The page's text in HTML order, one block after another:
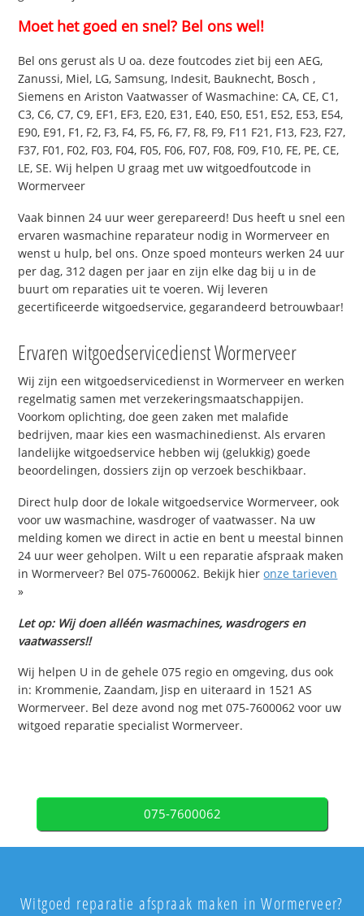
Moet het goed en snel? Bel ons wel!
Bel ons gerust als U oa. deze foutcodes ziet bij een AEG,
Zanussi, Miel, LG, Samsung, Indesit, Bauknecht, Bosch ,
Siemens en Ariston Vaatwasser of Wasmachine: CA, CE, C1,
C3, C6, C7, C9, EF1, EF3, E20, E31, E40, E50, E51, E52, E53, E54,
E90, E91, F1, F2, F3, F4, F5, F6, F7, F8, F9, F11 F21, F13, F23, F27,
F37, F01, F02, F03, F04, F05, F06, F07, F08, F09, F10, FE, PE, CE,
LE, SE. Wij helpen U graag met uw witgoedfoutcode in
Wormerveer
Vaak binnen 24 uur weer gerepareerd! Dus heeft u snel een
ervaren wasmachine reparateur nodig in Wormerveer en
wenst u hulp, bel ons. Onze spoed monteurs werken 24 uur
per dag, 312 dagen per jaar en zijn elke dag bij u in de
buurt om reparaties uit te voeren. Wij leveren
gecertificeerde witgoedservice, gegarandeerd betrouwbaar!
Ervaren witgoedservicedienst Wormerveer
Wij zijn een witgoedservicedienst in Wormerveer en werken
regelmatig samen met verzekeringsmaatschappijen.
Voorkom oplichting, doe geen zaken met malafide
bedrijven, maar kies een wasmachinedienst. Als ervaren
landelijke witgoedservice hebben wij (gelukkig) goede
beoordelingen, dossiers zijn op verzoek beschikbaar.
Direct hulp door de lokale witgoedservice Wormerveer, ook
voor uw wasmachine, wasdroger of vaatwasser. Na uw
melding komen we direct in actie en bent u meestal binnen
24 uur weer geholpen. Wilt u een reparatie afspraak maken
in Wormerveer? Bel 075-7600062. Bekijk hieronze tarieven
»
Let op: Wij doen alléén wasmachines, wasdrogers en
vaatwassers!!
Wij helpen U in de gehele 075 regio en omgeving, dus ook
in: Krommenie, Zaandam, Jisp en uiteraard in 1521 AS
Wormerveer. Bel deze avond nog met 075-7600062 voor uw
witgoed reparatie specialist Wormerveer.
075-7600062
Witgoed reparatie afspraak maken in Wormerveer?